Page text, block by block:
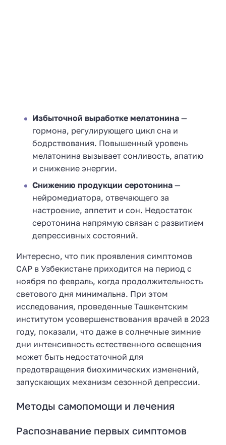
Избыточной выработке мелатонина —
гормона, регулирующего цикл сна и
бодрствования. Повышенный уровень
мелатонина вызывает сонливость, апатию
и снижение энергии.
Снижению продукции серотонина —
нейромедиатора, отвечающего за
настроение, аппетит и сон. Недостаток
серотонина напрямую связан с развитием
депрессивных состояний.
Интересно, что пик проявления симптомов
САР в Узбекистане приходится на период с
ноября по февраль, когда продолжительность
светового дня минимальна. При этом
исследования, проведенные Ташкентским
институтом усовершенствования врачей в 2023
году, показали, что даже в солнечные зимние
дни интенсивность естественного освещения
может быть недостаточной для
предотвращения биохимических изменений,
запускающих механизм сезонной депрессии.
Методы самопомощи и лечения
Распознавание первых симптомов